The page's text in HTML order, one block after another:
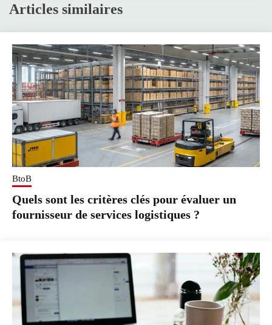
Articles similaires
BtoB
Quels sont les critères clés pour évaluer un
fournisseur de services logistiques ?